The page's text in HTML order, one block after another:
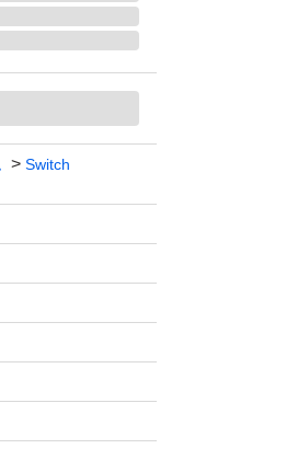
Switch